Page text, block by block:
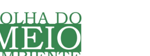
Folha do Meio Ambiente